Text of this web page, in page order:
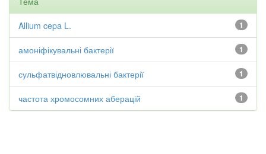
1
Allium cepa L.
1
амоніфікувальні бактерії
1
сульфатвідновлювальні бактерії
1
частота хромосомних аберацій